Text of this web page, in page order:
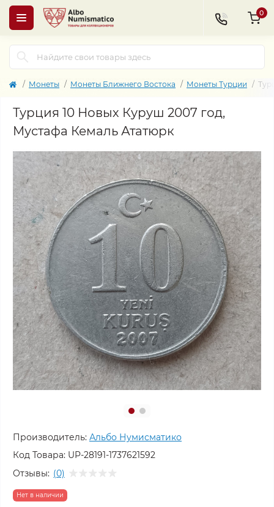
0
Монеты Монеты Ближнего Востока Монеты Турции
Турция 10 Новых Куруш 2007 год,
Мустафа Кемаль Ататюрк
Производитель: Альбо Нумисматико
Код Товара: UP-28191-1737621592
Отзывы: (0)
Нет в наличии